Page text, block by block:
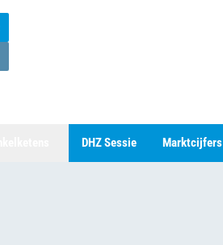
DHZ Sessie Marktcijfers